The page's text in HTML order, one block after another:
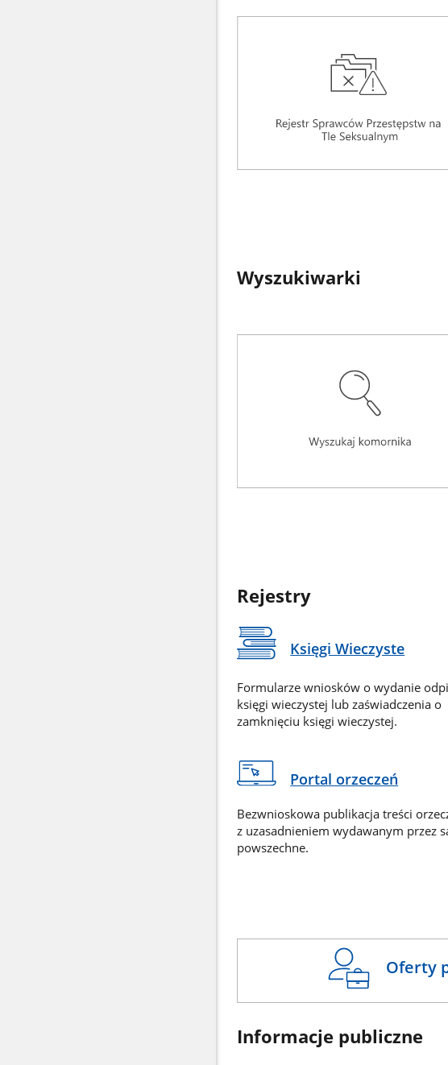
Wyszukiwarki
Rejestry
Księgi Wieczyste
Formularze wniosków o wydanie
księgi wieczystej lub zaświadczenia o
zamknięciu księgi wieczystej.
Portal orzeczeń
Bezwnioskowa publikacja treści
z uzasadnieniem wydawanym przez
powszechne.
Oferty
Informacje publiczne